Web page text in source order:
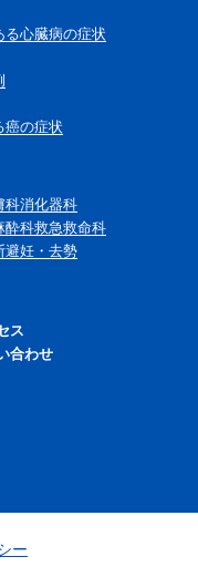
る心臓病の症状
癌の症状
科消化器科
酔科救急救命科
避妊・去勢
ス
合わせ
ー